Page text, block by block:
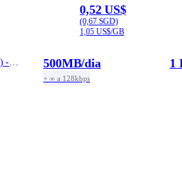
0,52 US$
(0,67 SGD)
1,05 US$/GB
500MB/dia
+ ∞ a 128kbps
1